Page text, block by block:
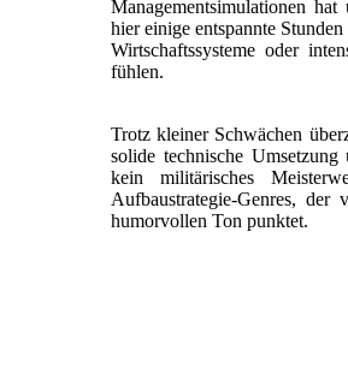
Managementsimulationen
hier einige entspannte
Wirtschaftssysteme oder
fühlen.
Trotz kleiner Schwächen
solide technische
kein militärisches
Aufbaustrategie-Genres, der
humorvollen Ton punktet.